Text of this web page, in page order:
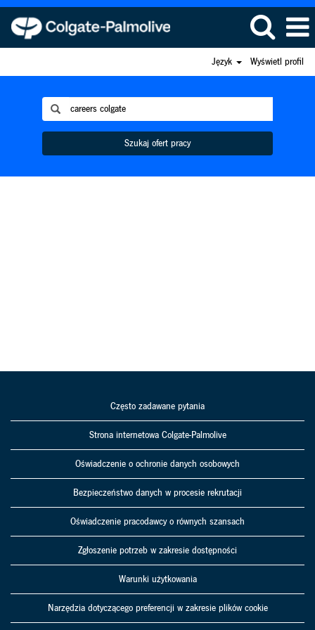
Język Wyświetl profil
Szukaj ofert pracy
Często zadawane pytania
Strona internetowa Colgate-Palmolive
Oświadczenie o ochronie danych osobowych
Bezpieczeństwo danych w procesie rekrutacji
Oświadczenie pracodawcy o równych szansach
Zgłoszenie potrzeb w zakresie dostępności
Warunki użytkowania
Narzędzia dotyczącego preferencji w zakresie plików cookie